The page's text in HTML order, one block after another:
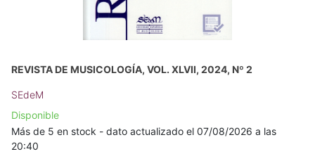
REVISTA DE MUSICOLOGÍA, VOL. XLVII, 2024, Nº 2
SEdeM
Disponible
Más de 5 en stock - dato actualizado el 07/08/2026 a las
20:40